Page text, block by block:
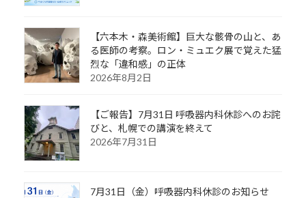
【六本木・森美術館】巨大な骸骨の山と、あ
る医師の考察。ロン・ミュエク展で覚えた猛
烈な「違和感」の正体
2026年8月2日
【ご報告】7月31日 呼吸器内科休診へのお詫
びと、札幌での講演を終えて
2026年7月31日
7月31日（金）呼吸器内科休診のお知らせ